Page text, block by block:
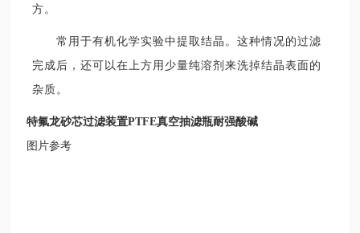
方。
常用于有机化学实验中提取结晶。这种情况的过滤
完成后，还可以在上方用少量纯溶剂来洗掉结晶表面的
杂质。
特氟龙砂芯过滤装置PTFE真空抽滤瓶耐强酸碱
图片参考